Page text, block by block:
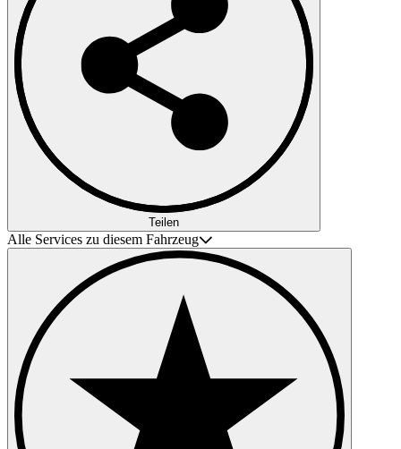
Teilen
Alle Services zu diesem Fahrzeug